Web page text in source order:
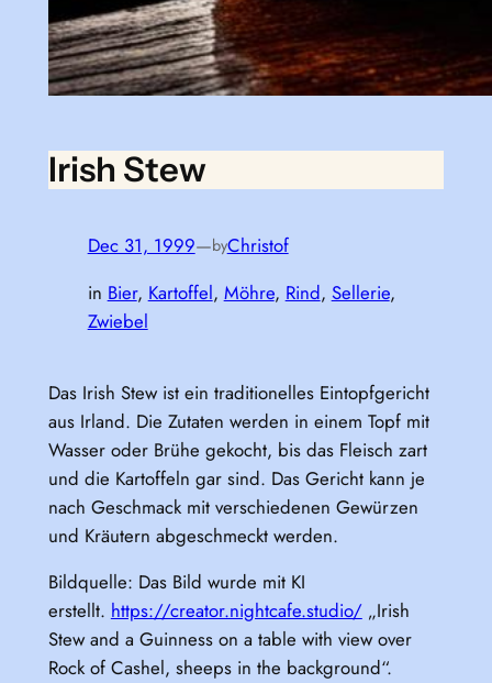
Irish Stew
Dec 31, 1999—byChristof
in Bier, Kartoffel, Möhre, Rind, Sellerie
Zwiebel
Das Irish Stew ist ein traditionelles Eintopfgericht
aus Irland. Die Zutaten werden in einem Topf mit
Wasser oder Brühe gekocht, bis das Fleisch zart
und die Kartoffeln gar sind. Das Gericht kann je
nach Geschmack mit verschiedenen Gewürzen
und Kräutern abgeschmeckt werden.
Bildquelle: Das Bild wurde mit KI
erstellt. https://creator.nightcafe.studio/„Irish
Stew and a Guinness on a table with view over
Rock of Cashel, sheeps in the background“.